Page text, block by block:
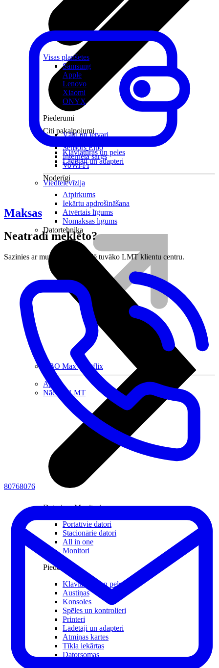
Citi pakalpojumi
Sensors Elpo
Interneta sargs
VoWi-Fi
Viedtelevīzija
HBO Max | Netflix
Aprite
Nāc pie LMT
Visas planšetes
Samsung
Apple
Lenovo
Xiaomi
ONYX
Piederumi
Vāki un ietvari
Klaviatūras un peles
Lādētāji un adapteri
Noderīgi
Atpirkums
Iekārtu apdrošināšana
Atvērtais līgums
Nomaksas līgums
Datortehnika
Datori un Monitori
Portatīvie datori
Stacionārie datori
All in one
Monitori
Piederumi
Klaviatūras un peles
Austiņas
Konsoles
Spēles un kontrolieri
Printeri
Lādētāji un adapteri
Atmiņas kartes
Tīkla iekārtas
Datorsomas
Maksas
Neatradi meklēto?
Sazinies ar mums vai apmeklē tuvāko LMT klientu centru.
80768076